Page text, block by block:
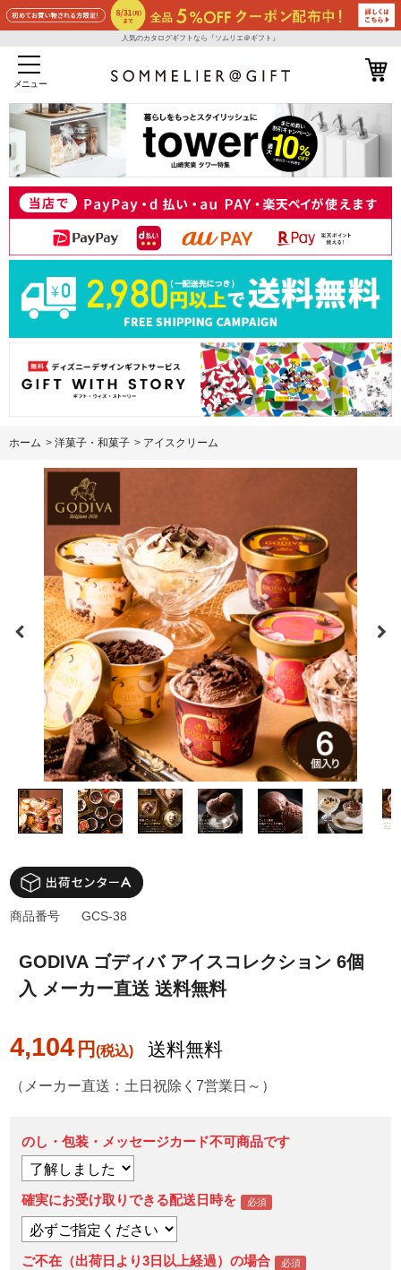
人気のカタログギフトなら『ソムリエ＠ギフト』
メニュー
ホーム > 洋菓子・和菓子 > アイスクリーム
GODIVA ゴディバ アイスコレクション 6個
入 メーカー直送 送料無料
4,104 円 送料無料
商品番号 GCS-38
（メーカー直送：土日祝除く7営業日～）
のし・包装・メッセージカード不可商品です
確実にお受け取りできる配送日時を
ご不在（出荷日より3日以上経過）の場合